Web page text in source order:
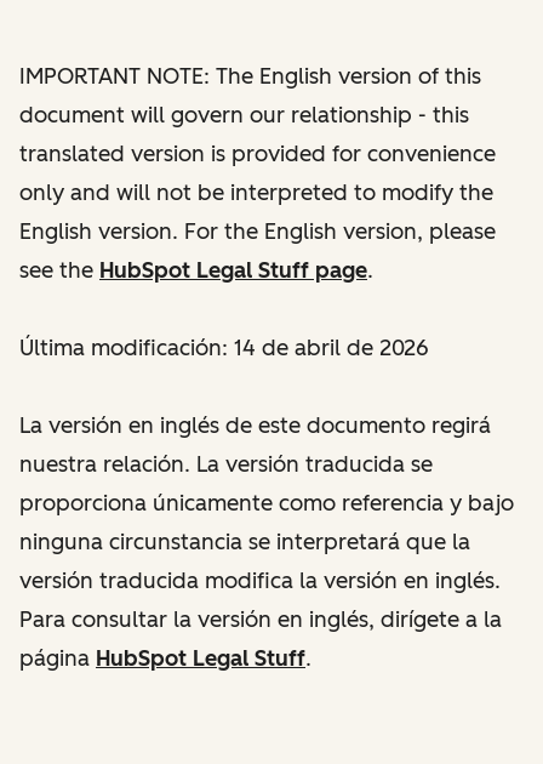
IMPORTANT NOTE: The English version of this
document will govern our relationship - this
translated version is provided for convenience
only and will not be interpreted to modify the
English version. For the English version, please
see the HubSpot Legal Stuff page.
Última modificación: 14 de abril de 2026
La versión en inglés de este documento regirá
nuestra relación. La versión traducida se
proporciona únicamente como referencia y bajo
ninguna circunstancia se interpretará que la
versión traducida modifica la versión en inglés.
Para consultar la versión en inglés, dirígete a la
página HubSpot Legal Stuff.